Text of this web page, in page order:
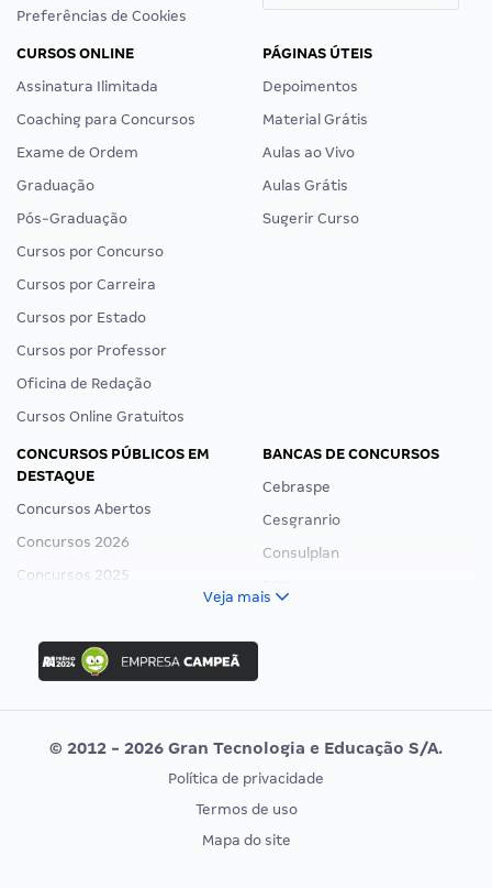
Preferências de Cookies
CURSOS ONLINE
Assinatura Ilimitada
Coaching para Concursos
Exame de Ordem
Graduação
Pós-Graduação
Cursos por Concurso
Cursos por Carreira
Cursos por Estado
Cursos por Professor
Oficina de Redação
Cursos Online Gratuitos
PÁGINAS ÚTEIS
Depoimentos
Material Grátis
Aulas ao Vivo
Aulas Grátis
Sugerir Curso
CONCURSOS PÚBLICOS EM
DESTAQUE
Concursos Abertos
Concursos 2026
Concursos 2025
Concurso Ibama
Concurso MPU
Editais publicados
BANCAS DE CONCURSOS
Cebraspe
Cesgranrio
Consulplan
Vunesp
CONCURSOS POR PROFISSÃO
EXAME DE ORDEM
Veja mais
© 2012 - 2026 Gran Tecnologia e Educação S/A.
Política de privacidade
Termos de uso
Mapa do site